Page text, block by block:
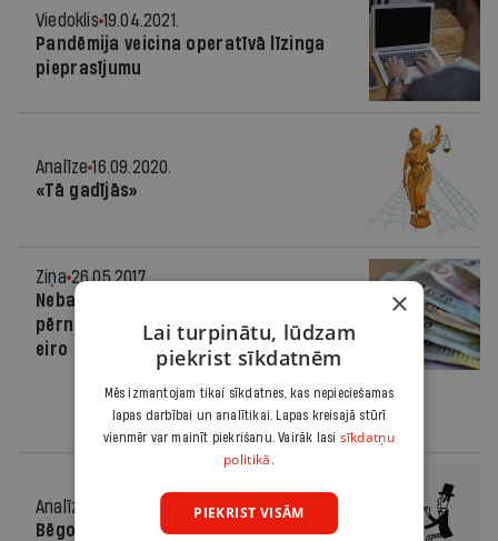
Viedoklis 19.04.2021.
Pandēmija veicina operatīvā līzinga
pieprasījumu
Analīze 16.09.2020.
«Tā gadījās»
Ziņa 26.05.2017.
Nebanku kredītdevēju kredītportfelis
pērn pieauga līdz 527,79 miljoniem
eiro
Analīze
Bēgošie auto
×
Lai turpinātu, lūdzam
piekrist sīkdatnēm
Mēs izmantojam tikai sīkdatnes, kas nepieciešamas
lapas darbībai un analītikai. Lapas kreisajā stūrī
vienmēr var mainīt piekrišanu. Vairāk lasi sīkdatņu
politikā.
PIEKRIST VISĀM